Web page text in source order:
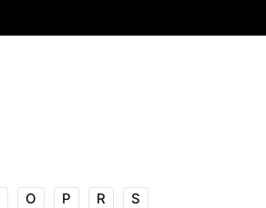
O P R S